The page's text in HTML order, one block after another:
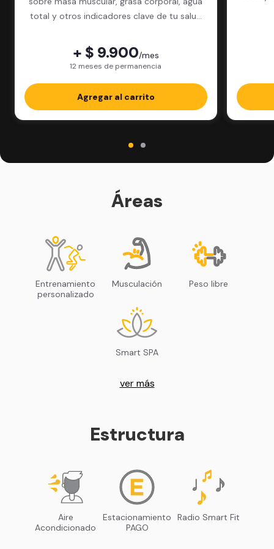
total y otros indicadores clave de tu salud
+ $ 9.900/mes
12 meses de permanencia
Agregar al carrito
Áreas
Entrenamiento
personalizado
Musculación Peso libre
Smart SPA
ver más
Estructura
Aire
Acondicionado
Estacionamiento
PAGO
Radio Smart Fit